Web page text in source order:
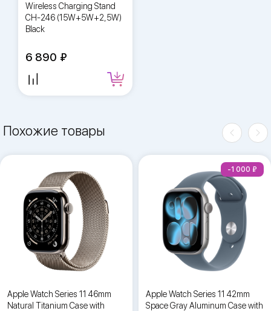
Wireless Charging Stand
CH-246 (15W+5W+2,5W)
Black
6 890
Похожие товары
Apple Watch Series 11 46mm
Natural Titanium Case with
Apple Watch Series 11 42mm
Space Gray Aluminum Case with
-1 000